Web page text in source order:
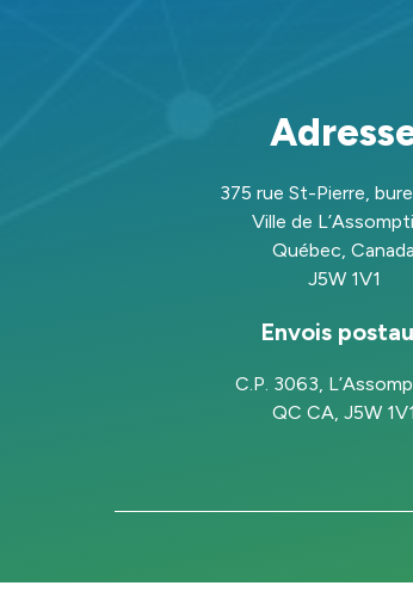
375 rue St-Pierre,
Ville de
Québec, Canada
J5W 1V1
Envois
C.P. 3063,
QC CA, J5W 1V1